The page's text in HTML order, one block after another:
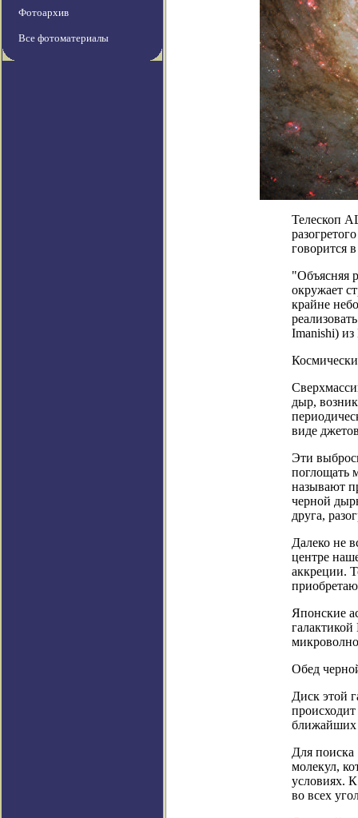
Фотоархив
Все фотоматериалы
Телескоп
говорится
"Объясняя
окружает
крайне
Imanishi)
дыр,
виде
Эти
поглощать
называют
черной
друга,
Далеко не
центре
аккреции.
Японские
Обед
Диск этой
ближайших
Для
молекул,
условиях.
во всех